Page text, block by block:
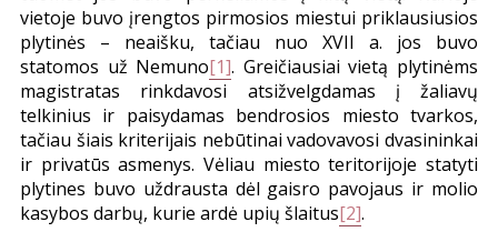
vietoje buvo įrengtos pirmosios miestui priklausiusios
plytinės – neaišku, tačiau nuo XVII a. jos buvo
statomos už Nemuno[1]. Greičiausiai vietą plytinėms
magistratas rinkdavosi atsižvelgdamas į žaliavų
telkinius ir paisydamas bendrosios miesto tvarkos,
tačiau šiais kriterijais nebūtinai vadovavosi dvasininkai
ir privatūs asmenys. Vėliau miesto teritorijoje statyti
plytines buvo uždrausta dėl gaisro pavojaus ir molio
kasybos darbų, kurie ardė upių šlaitus[2].